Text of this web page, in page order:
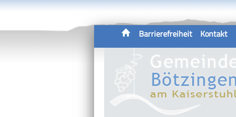
Barrierefreiheit Kontakt